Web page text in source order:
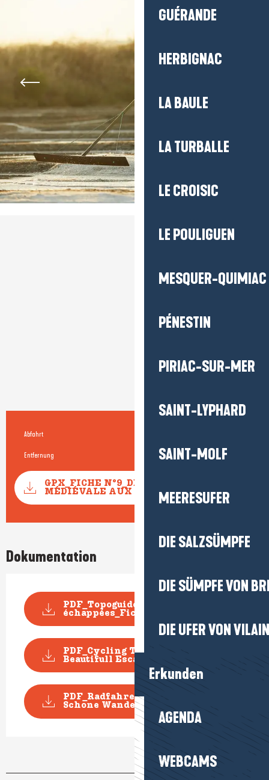
GUÉRANDE
HERBIGNAC
LA BAULE
LA TURBALLE
LE CROISIC
LE POULIGUEN
MESQUER-QUIMIAC
PÉNESTIN
PIRIAC-SUR-MER
SAINT-LYPHARD
SAINT-MOLF
MEERESUFER
DIE SALZSÜMPFE
DIE SÜMPFE VON
DIE UFER VON
Erkunden
AGENDA
WEBCAMS
Praktische Informationen
Abfahrt
Entfernung 10.0 km
Dokumentation
GPX_FICHE N°9_DE LA CITÉ
MÉDIÉVALE AUX MARAIS
Dokumentation
PDF_Topoguide VELO Les Belles
échappées_Fiche n...
PDF_Cycling Topoguide
Beautifull Escape_File-n°...
PDF_Radfahren Topoguide
Schone Wanderausfluge-D...